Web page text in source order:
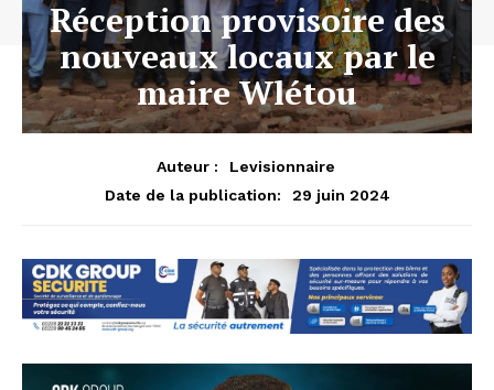
Réception provisoire des
nouveaux locaux par le
maire Wlétou
Auteur :
Levisionnaire
Date de la publication:
29 juin 2024